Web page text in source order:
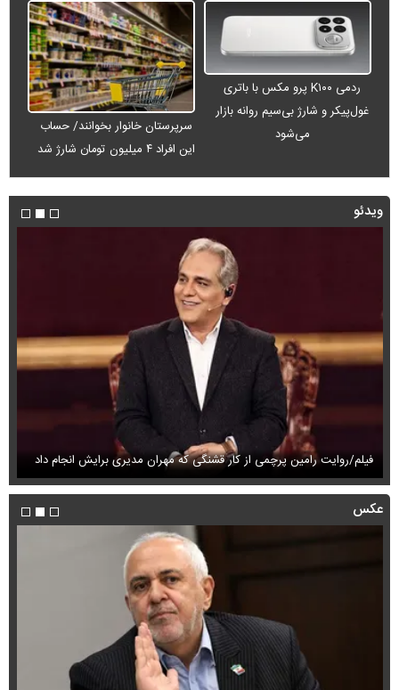
ردمی K۱۰۰ پرو مکس با باتری
غول‌پیکر و شارژ بی‌سیم روانه بازار
می‌شود
سرپرستان خانوار بخوانند/ حساب
این افراد ۴ میلیون تومان شارژ شد
ویدئو
فیلم/روایت رامین پرچمی از کار قشنگی که مهران مدیری برایش انجام داد
عکس